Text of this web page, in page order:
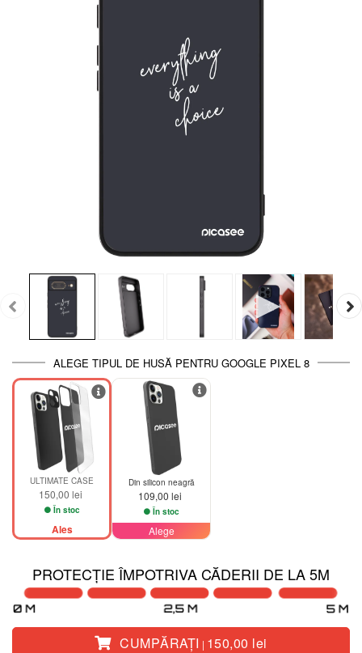
ALEGE TIPUL DE HUSĂ PENTRU GOOGLE PIXEL 8
ULTIMATE CASE
150,00 lei
În stoc
Ales
Din silicon neagră
109,00 lei
În stoc
Alege
PROTECȚIE ÎMPOTRIVA CĂDERII DE LA 5M
CUMPĂRAŢI | 150,00 lei